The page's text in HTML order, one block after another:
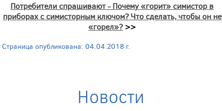
Потребители спрашивают - Почему «горит» симистор в
приборах с симисторным ключом? Что сделать, чтобы он не
«горел»? >>
Страница опубликована: 04.04.2018 г.
Новости